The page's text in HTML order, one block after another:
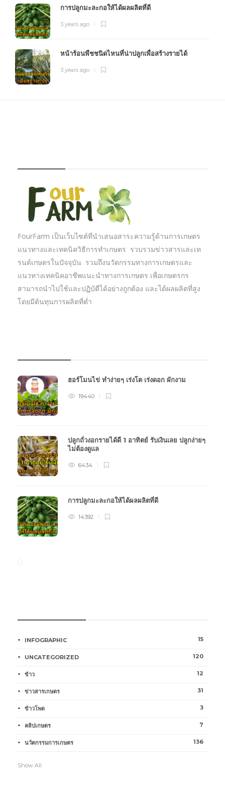
การปลูกมะละกอให้ได้ผลผลิตที่ดี
3 years ago
หน้าร้อนพืชชนิดไหนที่น่าปลูกเพื่อสร้างรายได้
3 years ago
FourFarm เป็นเว็บไซต์ที่นำเสนอสาระความรู้ด้านการเกษตร
แนวทางและเทคนิควิธีการทำเกษตร รวบรวมข่าวสารและเท
รนด์เกษตรในปัจจุบัน รวมถึงนวัตกรรมทางการเกษตรและ
แนวทางเทคนิคอาชีพแนะนำทางการเกษตร เพื่อเกษตรกร
สามารถนำไปใช้และปฏิบัตืได้อย่างถูกต้อง และได้ผลผลิตที่สูง
โดยมีต้นทุนการผลิตที่ต่ำ
ฮอร์โมนไข่ ทำง่ายๆ เร่งโต เร่งดอก ผักงาม
19440
ปลูกถั่วงอกรายได้ดี 1 อาทิตย์ รับเงินเลย ปลูกง่ายๆ
ไม่ต้องดูแล
6434
การปลูกมะละกอให้ได้ผลผลิตที่ดี
14392
INFOGRAPHIC 15
UNCATEGORIZED 120
ข้าว 12
ข่าวสารเกษตร 31
ข้าวโพด 3
คลิปเกษตร 7
นวัตกรรมการเกษตร 136
Show All